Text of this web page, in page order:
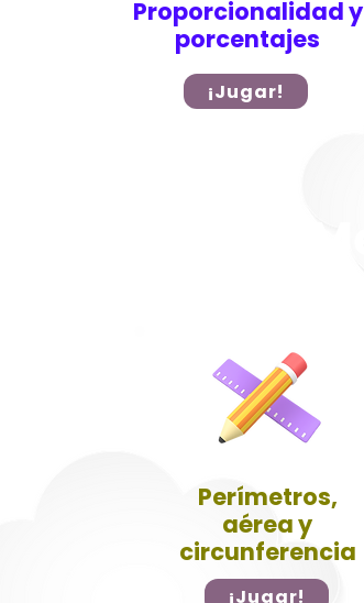
Proporcionalidad y
porcentajes
¡Jugar!
Perímetros,
aérea y
circunferencia
¡Jugar!